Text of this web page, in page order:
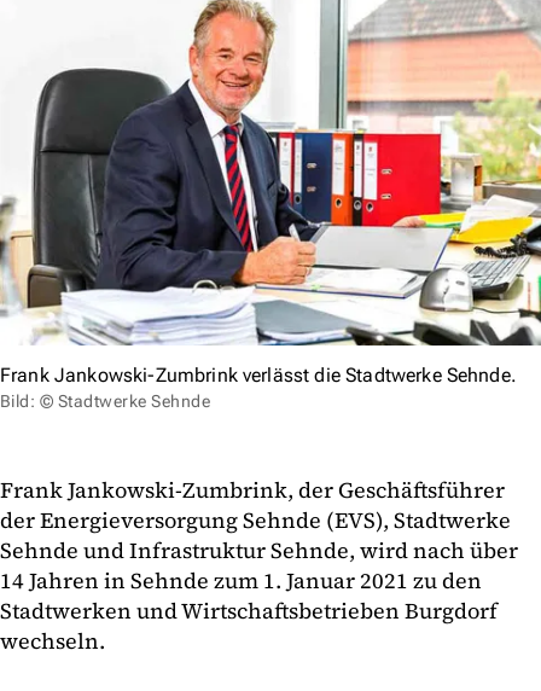
Frank Jankowski-Zumbrink verlässt die Stadtwerke Sehnde.
Bild: © Stadtwerke Sehnde
Frank Jankowski-Zumbrink, der Geschäftsführer
der Energieversorgung Sehnde (EVS), Stadtwerke
Sehnde und Infrastruktur Sehnde, wird nach über
14 Jahren in Sehnde zum 1. Januar 2021 zu den
Stadtwerken und Wirtschaftsbetrieben Burgdorf
wechseln.